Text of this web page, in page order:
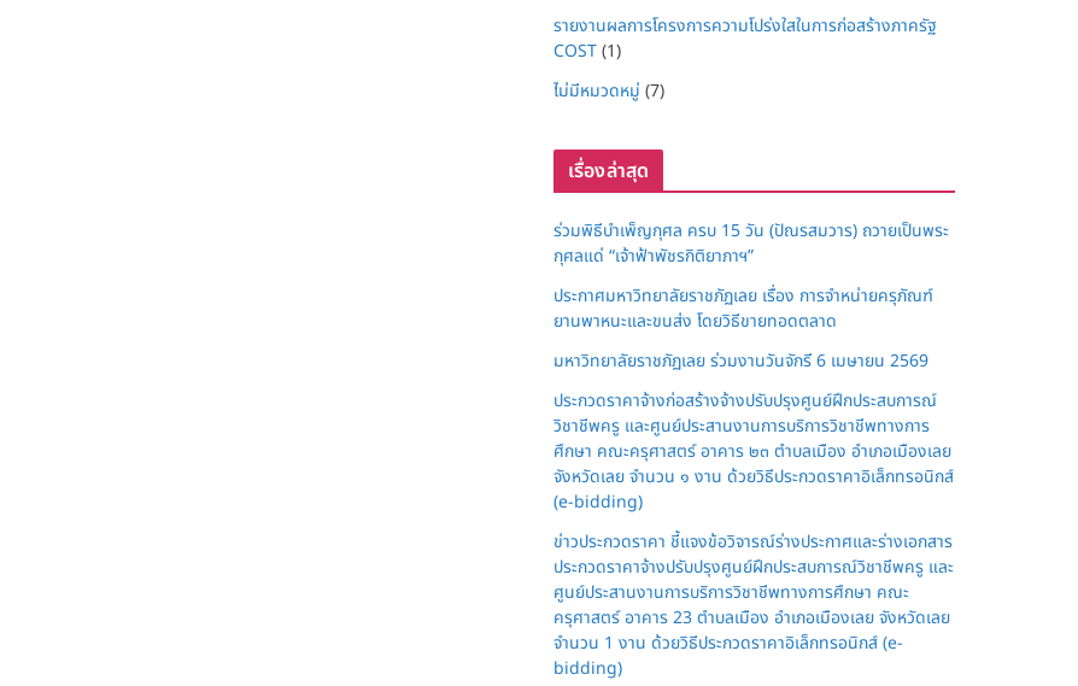
รายงานผลการโครงการความโปร่งใสในการก่อสร้างภาครัฐ
COST(1)
ไม่มีหมวดหมู่ (7)
เรื่องล่าสุด
ร่วมพิธีบำเพ็ญกุศล ครบ 15 วัน (ปัณรสมวาร) ถวายเป็นพระ
กุศลแด่ “เจ้าฟ้าพัชรกิติยาภาฯ”
ประกาศมหาวิทยาลัยราชภัฏเลย เรื่อง การจำหน่ายครุภัณฑ์
ยานพาหนะและขนส่ง โดยวิธีขายทอดตลาด
มหาวิทยาลัยราชภัฏเลย ร่วมงานวันจักรี 6 เมษายน 2569
ประกวดราคาจ้างก่อสร้างจ้างปรับปรุงศูนย์ฝึกประสบการณ์
วิชาชีพครู และศูนย์ประสานงานการบริการวิชาชีพทางการ
ศึกษา คณะครุศาสตร์ อาคาร ๒๓ ตำบลเมือง อำเภอเมืองเลย
จังหวัดเลย จำนวน ๑ งาน ด้วยวิธีประกวดราคาอิเล็กทรอนิกส์
(e-bidding)
ข่าวประกวดราคา ชี้แจงข้อวิจารณ์ร่างประกาศและร่างเอกสาร
ประกวดราคาจ้างปรับปรุงศูนย์ฝึกประสบการณ์วิชาชีพครู และ
ศูนย์ประสานงานการบริการวิชาชีพทางการศึกษา คณะ
ครุศาสตร์ อาคาร 23 ตำบลเมือง อำเภอเมืองเลย จังหวัดเลย
จำนวน 1 งาน ด้วยวิธีประกวดราคาอิเล็กทรอนิกส์ (e-
bidding)